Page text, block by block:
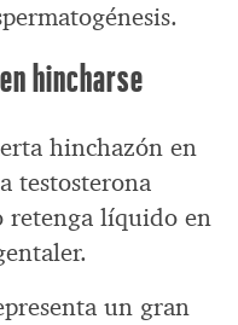
hincharse
hinchazón en
testosterona
retenga líquido en
un gran